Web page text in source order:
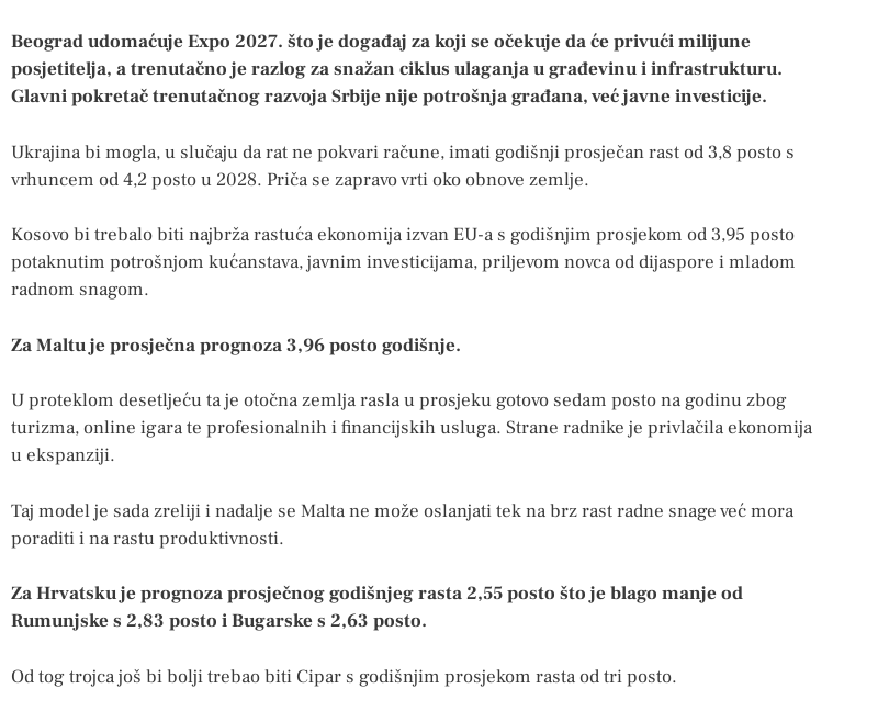
Beograd udomaćuje Expo 2027. što je događaj za koji se očekuje da će privući milijune
posjetitelja, a trenutačno je razlog za snažan ciklus ulaganja u građevinu i infrastrukturu.
Glavni pokretač trenutačnog razvoja Srbije nije potrošnja građana, već javne investicije.
Ukrajina bi mogla, u slučaju da rat ne pokvari račune, imati godišnji prosječan rast od 3,8 posto s
vrhuncem od 4,2 posto u 2028. Priča se zapravo vrti oko obnove zemlje.
Kosovo bi trebalo biti najbrža rastuća ekonomija izvan EU-a s godišnjim prosjekom od 3,95 posto
potaknutim potrošnjom kućanstava, javnim investicijama, priljevom novca od dijaspore i mladom
radnom snagom.
Za Maltu je prosječna prognoza 3,96 posto godišnje.
U proteklom desetljeću ta je otočna zemlja rasla u prosjeku gotovo sedam posto na godinu zbog
turizma, online igara te profesionalnih i financijskih usluga. Strane radnike je privlačila ekonomija
u ekspanziji.
Taj model je sada zreliji i nadalje se Malta ne može oslanjati tek na brz rast radne snage već mora
poraditi i na rastu produktivnosti.
Za Hrvatsku je prognoza prosječnog godišnjeg rasta 2,55 posto što je blago manje od
Rumunjske s 2,83 posto i Bugarske s 2,63 posto.
Od tog trojca još bi bolji trebao biti Cipar s godišnjim prosjekom rasta od tri posto.